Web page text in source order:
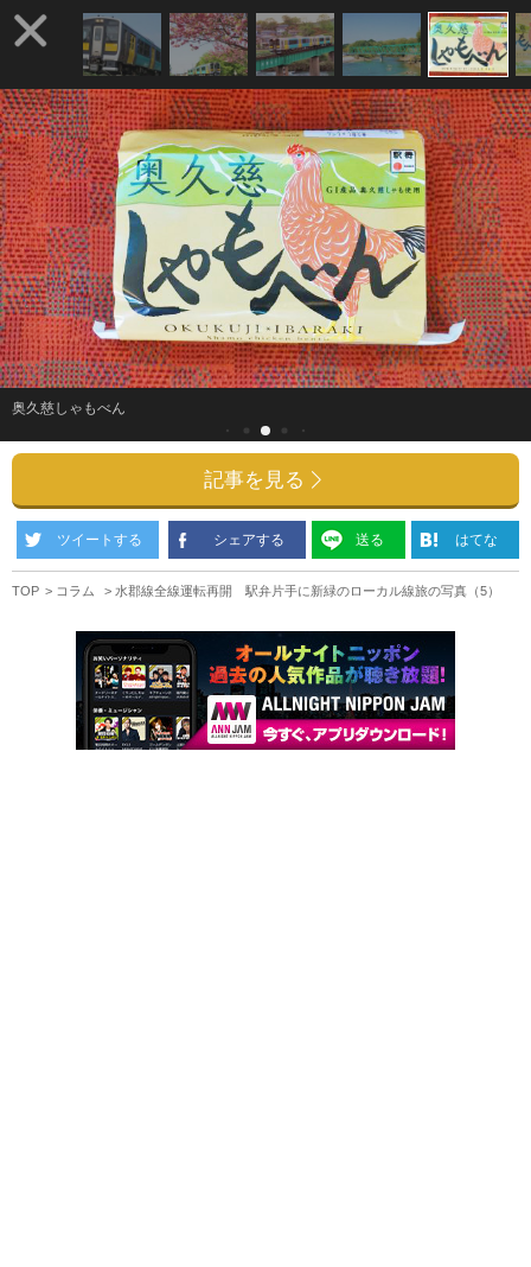
奥久慈しゃもべん
記事を見る
ツイートする シェアする 送る はてな
TOP コラム 水郡線全線運転再開 駅弁片手に新緑のローカル線旅の写真（5）